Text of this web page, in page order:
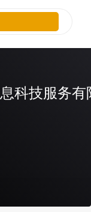
科技服务有